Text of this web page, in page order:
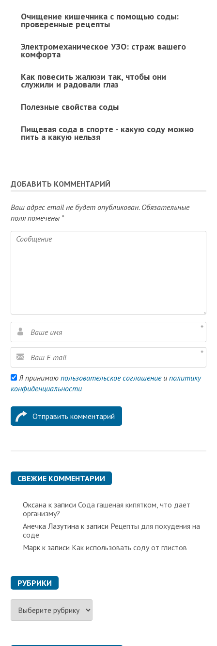
Очищение кишечника с помощью соды:
проверенные рецепты
Электромеханическое УЗО: страж вашего
комфорта
Как повесить жалюзи так, чтобы они
служили и радовали глаз
Полезные свойства соды
Пищевая сода в спорте - какую соду можно
пить а какую нельзя
ДОБАВИТЬ КОММЕНТАРИЙ
Ваш адрес email не будет опубликован. Обязательные
поля помечены *
Я принимаюпользовательское соглашениеиполитику
конфиденциальности
СВЕЖИЕ КОММЕНТАРИИ
Оксана к записиСода гашеная кипятком, что дает
организму?
Анечка Лазутина к записи Рецепты для похудения на
соде
Марк к записи Как использовать соду от глистов
РУБРИКИ
Р
б